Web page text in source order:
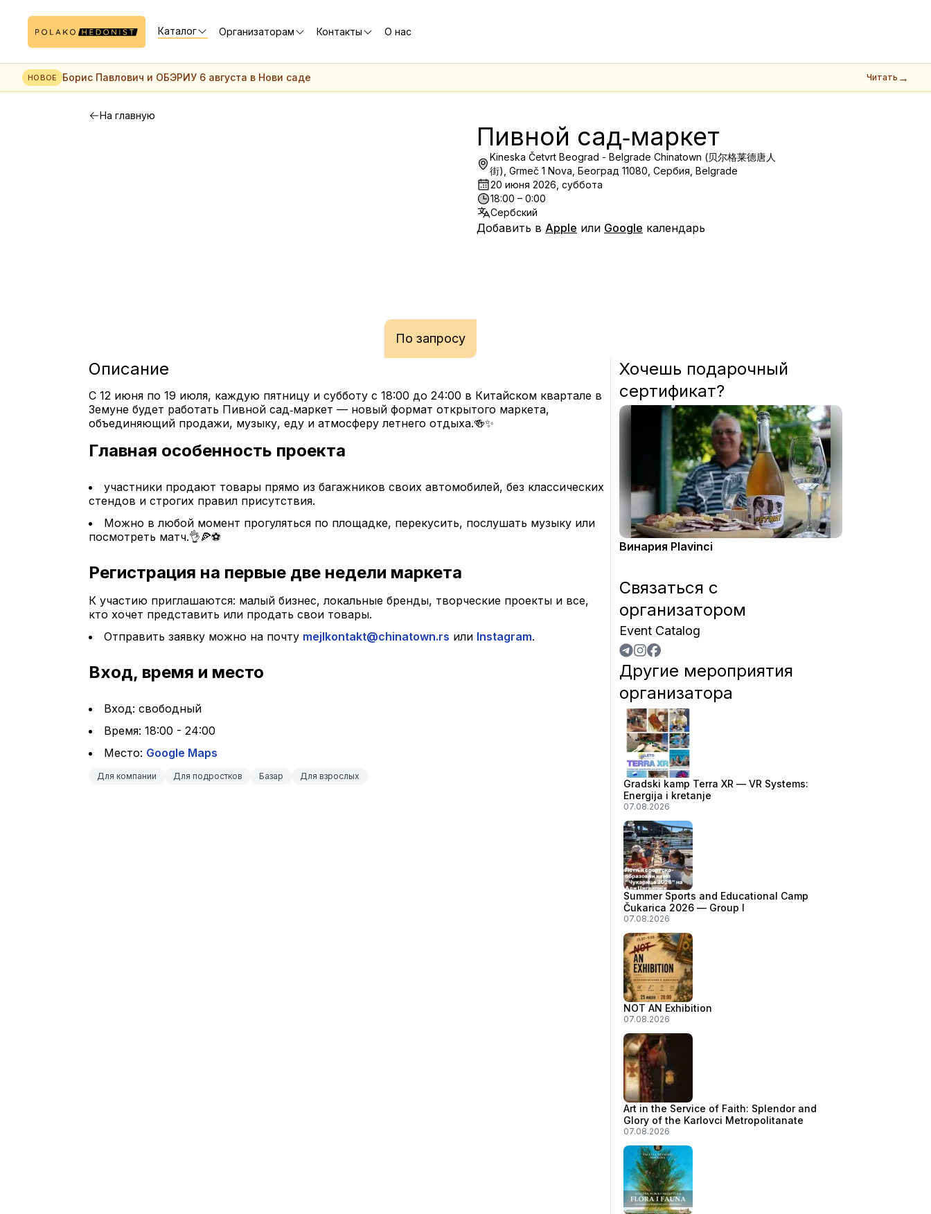
Каталог Организаторам Контакты О нас
НОВОЕ Борис Павлович и ОБЭРИУ 6 августа в Нови саде Читать →
На главную
По запросу
Пивной сад‑маркет
Kineska Četvrt Beograd - Belgrade Chinatown (贝尔格莱德唐人
街), Grmeč 1 Nova, Београд 11080, Сербия, Belgrade
20 июня 2026, суббота
18:00 – 0:00
Сербский
Добавить в Apple или Google календарь
Описание
С 12 июня по 19 июля, каждую пятницу и субботу с 18:00 до 24:00 в Китайском квартале в
Земунe будет работать Пивной сад‑маркет — новый формат открытого маркета,
объединяющий продажи, музыку, еду и атмосферу летнего отдыха.🍻✨
Главная особенность проекта
участники продают товары прямо из багажников своих автомобилей, без классических
стендов и строгих правил присутствия.
Можно в любой момент прогуляться по площадке, перекусить, послушать музыку или
посмотреть матч.👌🍕⚽️
Регистрация на первые две недели маркета
К участию приглашаются: малый бизнес, локальные бренды, творческие проекты и все,
кто хочет представить или продать свои товары.
Отправить заявку можно на почту mejlkontakt@chinatown.rs или Instagram.
Вход, время и место
Вход: свободный
Время: 18:00 - 24:00
Место: Google Maps
Для компании Для подростков Базар Для взрослых
Хочешь подарочный
сертификат?
Винария Plavinci
Связаться с
организатором
Event Catalog
Другие мероприятия
организатора
Gradski kamp Terra XR — VR Systems:
Energija i kretanje
07.08.2026
Summer Sports and Educational Camp
Čukarica 2026 — Group I
07.08.2026
NOT AN Exhibition
07.08.2026
Art in the Service of Faith: Splendor and
Glory of the Karlovci Metropolitanate
07.08.2026